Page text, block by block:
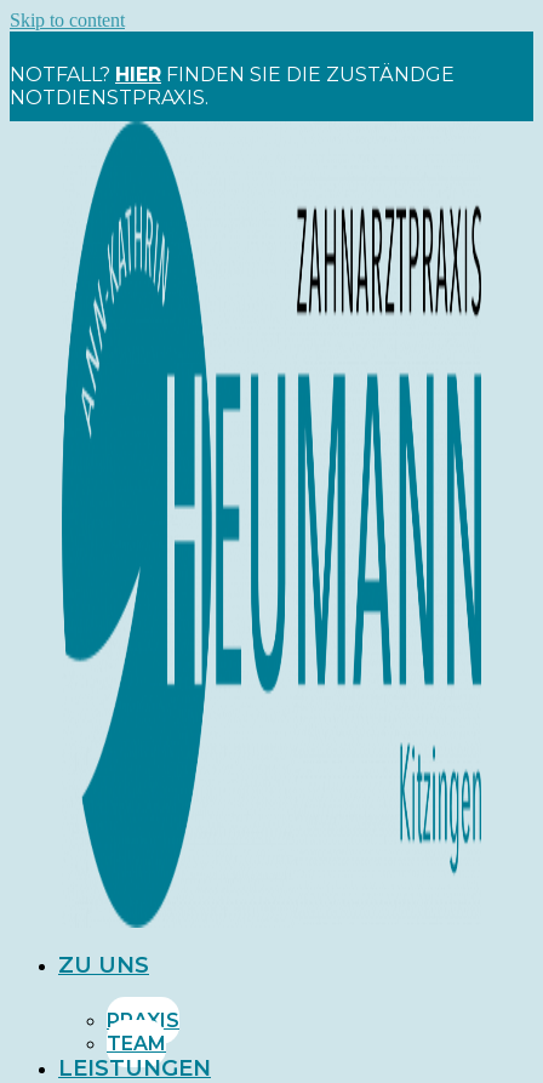
Skip to content
NOTFALL? HIER FINDEN SIE DIE ZUSTÄNDGE
NOTDIENSTPRAXIS.
ZU UNS
PRAXIS
TEAM
LEISTUNGEN